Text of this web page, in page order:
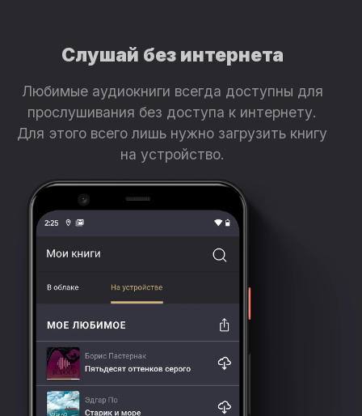
Слушай без интернета
Любимые аудиокниги всегда доступны для
прослушивания без доступа к интернету.
Для этого всего лишь нужно загрузить книгу
на устройство.